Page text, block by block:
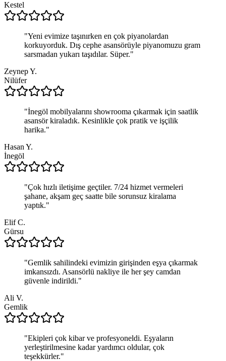
Kestel
"Yeni evimize taşınırken en çok piyanolardan
korkuyorduk. Dış cephe asansörüyle piyanomuzu gram
sarsmadan yukarı taşıdılar. Süper."
Zeynep Y.
Nilüfer
"İnegöl mobilyalarını showrooma çıkarmak için saatlik
asansör kiraladık. Kesinlikle çok pratik ve işçilik
harika."
Hasan Y.
İnegöl
"Çok hızlı iletişime geçtiler. 7/24 hizmet vermeleri
şahane, akşam geç saatte bile sorunsuz kiralama
yaptık."
Elif C.
Gürsu
"Gemlik sahilindeki evimizin girişinden eşya çıkarmak
imkansızdı. Asansörlü nakliye ile her şey camdan
güvenle indirildi."
Ali V.
Gemlik
"Ekipleri çok kibar ve profesyoneldi. Eşyaların
yerleştirilmesine kadar yardımcı oldular, çok
teşekkürler."